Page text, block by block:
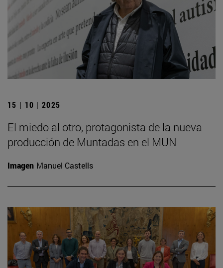
15 | 10 | 2025
El miedo al otro, protagonista de la nueva
producción de Muntadas en el MUN
Imagen Manuel Castells